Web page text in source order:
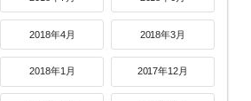
2018年4月 2018年3月
2018年1月 2017年12月